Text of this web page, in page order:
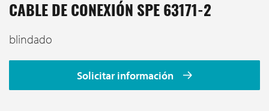
CABLE DE CONEXIÓN SPE 63171-2
blindado
Solicitar información